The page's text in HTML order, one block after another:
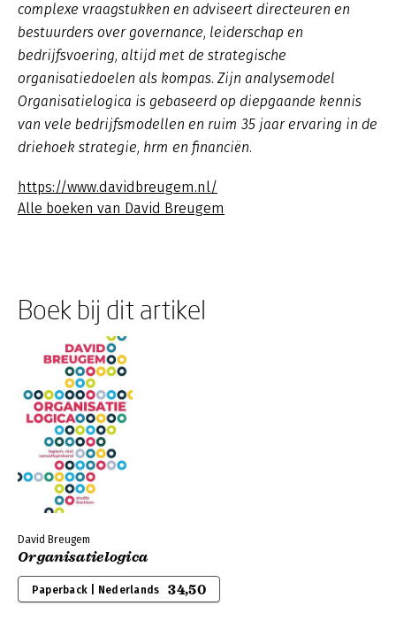
complexe vraagstukken en adviseert directeuren en
bestuurders over governance, leiderschap en
bedrijfsvoering, altijd met de strategische
organisatiedoelen als kompas. Zijn analysemodel
Organisatielogica is gebaseerd op diepgaande kennis
van vele bedrijfsmodellen en ruim 35 jaar ervaring in de
driehoek strategie, hrm en financiën.
https://www.davidbreugem.nl/
Alle boeken van David Breugem
Boek bij dit artikel
David Breugem
Organisatielogica
Paperback | Nederlands 34,50